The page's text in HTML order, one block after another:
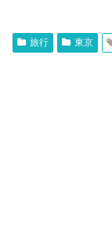
旅行 東京